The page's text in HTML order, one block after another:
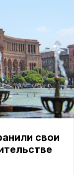
свои